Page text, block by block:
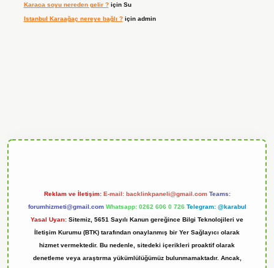
Karaca soyu nereden gelir ?için Su
Istanbul Karaağaç nereye bağlı ?için admin
Reklam ve İletişim: E-mail: backlinkpaneli@gmail.com Teams:
forumhizmeti@gmail.com Whatsapp: 0262 606 0 726 Telegram: @karabul
Yasal Uyarı: Sitemiz, 5651 Sayılı Kanun gereğince Bilgi Teknolojileri ve
İletişim Kurumu (BTK) tarafından onaylanmış bir Yer Sağlayıcı olarak
hizmet vermektedir. Bu nedenle, sitedeki içerikleri proaktif olarak
denetleme veya araştırma yükümlülüğümüz bulunmamaktadır. Ancak,